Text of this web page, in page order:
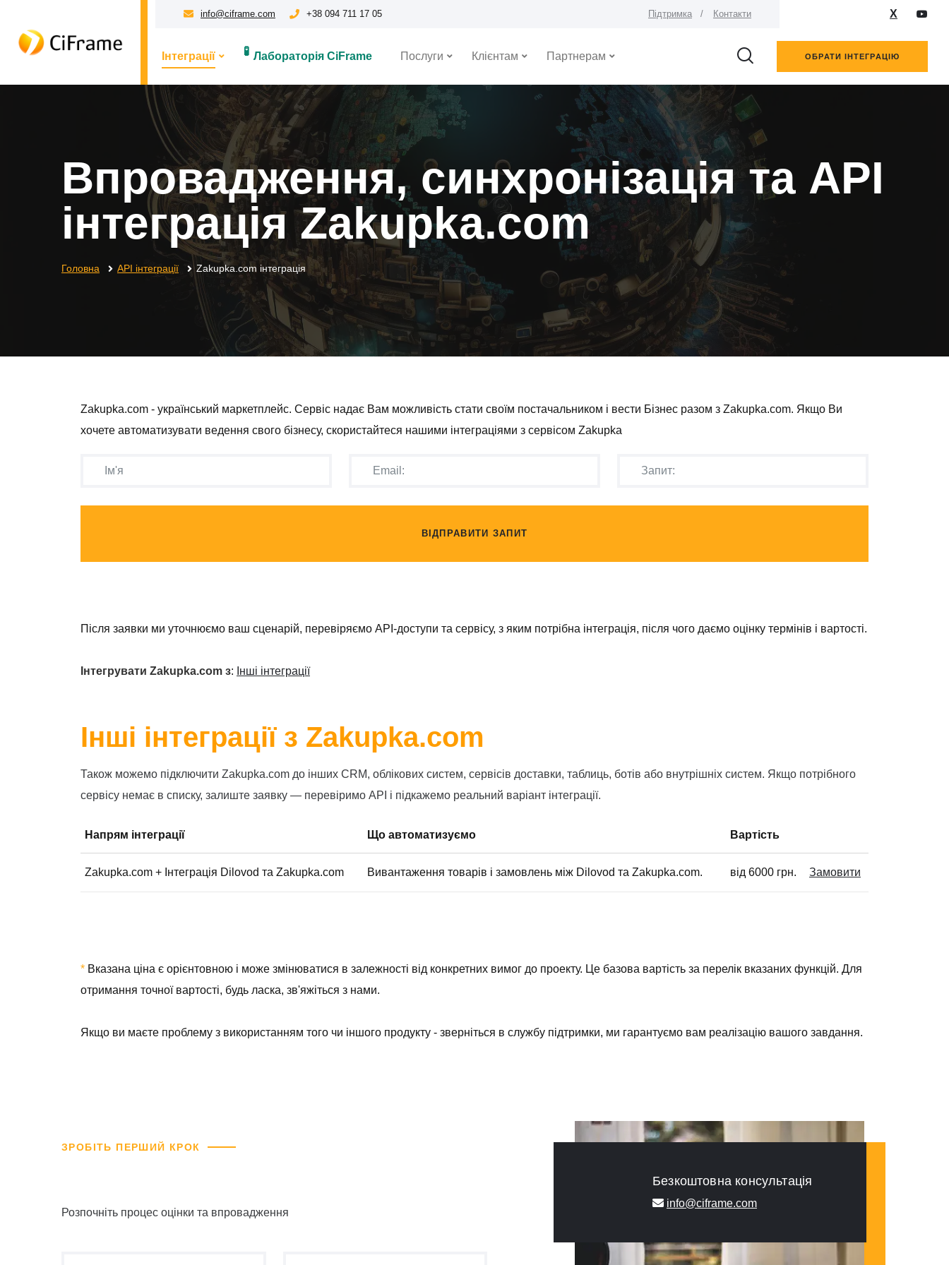
info@ciframe.com +38 094 711 17 05 Підтримка Контакти X
Інтеграції 🧪 Лабораторія CiFrame Послуги Клієнтам Партнерам ОБРАТИ ІНТЕГРАЦІЮ
Впровадження, синхронізація та API
інтеграція Zakupka.com
Головна API інтеграції Zakupka.com інтеграція
Zakupka.com - український маркетплейс. Сервіс надає Вам можливість стати своїм постачальником і вести Бізнес разом з Zakupka.com. Якщо Ви
хочете автоматизувати ведення свого бізнесу, скористайтеся нашими інтеграціями з сервісом Zakupka
ВІДПРАВИТИ ЗАПИТ
Після заявки ми уточнюємо ваш сценарій, перевіряємо API-доступи та сервісу, з яким потрібна інтеграція, після чого даємо оцінку термінів і вартості.
Інтегрувати Zakupka.com з: Інші інтеграції
Інші інтеграції з Zakupka.com
Також можемо підключити Zakupka.com до інших CRM, облікових систем, сервісів доставки, таблиць, ботів або внутрішніх систем. Якщо потрібного
сервісу немає в списку, залиште заявку — перевіримо API і підкажемо реальний варіант інтеграції.
Напрям інтеграції Що автоматизуємо Вартість
Zakupka.com + Інтеграція Dilovod та Zakupka.com Вивантаження товарів і замовлень між Dilovod та Zakupka.com. від 6000 грн. Замовити
* Вказана ціна є орієнтовною і може змінюватися в залежності від конкретних вимог до проекту. Це базова вартість за перелік вказаних функцій. Для
отримання точної вартості, будь ласка, зв'яжіться з нами.
Якщо ви маєте проблему з використанням того чи іншого продукту - зверніться в службу підтримки, ми гарантуємо вам реалізацію вашого завдання.
Безкоштовна консультація
info@ciframe.com
ЗРОБІТЬ ПЕРШИЙ КРОК
Розпочніть процес оцінки та впровадження